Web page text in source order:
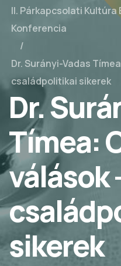
II. Párkapcsolati Kultúra
Konferencia
Dr. Surányi-Vadas
családpolitikai sikerek
Dr.
Tímea:
válások
sikerek